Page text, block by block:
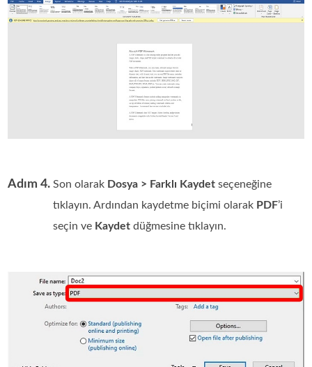
Adım 4. Son olarak Dosya > Farklı Kaydet seçeneğine
tıklayın. Ardından kaydetme biçimi olarak PDF’i
seçin ve Kaydet düğmesine tıklayın.